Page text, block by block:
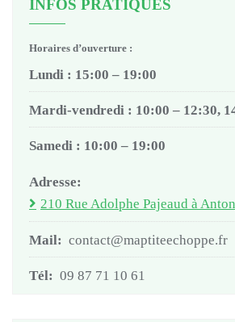
INFOS PRATIQUES
Horaires d’ouverture :
Lundi : 15:00 – 19:00
Mardi-vendredi : 10:00 – 12:30,
Samedi : 10:00 – 19:00
Adresse:
210 Rue Adolphe Pajeaud à
Mail: contact@maptiteechoppe.fr
Tél: 09 87 71 10 61